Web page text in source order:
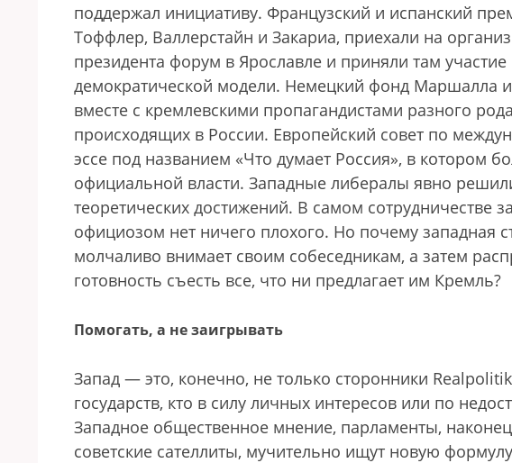
поддержал инициативу. Французский и испанский
Тоффлер, Валлерстайн и Закариа, приехали на
президента форум в Ярославле и приняли там
демократической модели. Немецкий фонд Маршалла
вместе с кремлевскими пропагандистами разного
происходящих в России. Европейский совет по
эссе под названием «Что думает Россия», в котором
официальной власти. Западные либералы явно
теоретических достижений. В самом сотрудничестве
официозом нет ничего плохого. Но почему западная
молчаливо внимает своим собеседникам, а затем
готовность съесть все, что ни предлагает им Кремль?
Помогать, а не заигрывать
Запад — это, конечно, не только сторонники
государств, кто в силу личных интересов или по
Западное общественное мнение, парламенты,
советские сателлиты, мучительно ищут новую